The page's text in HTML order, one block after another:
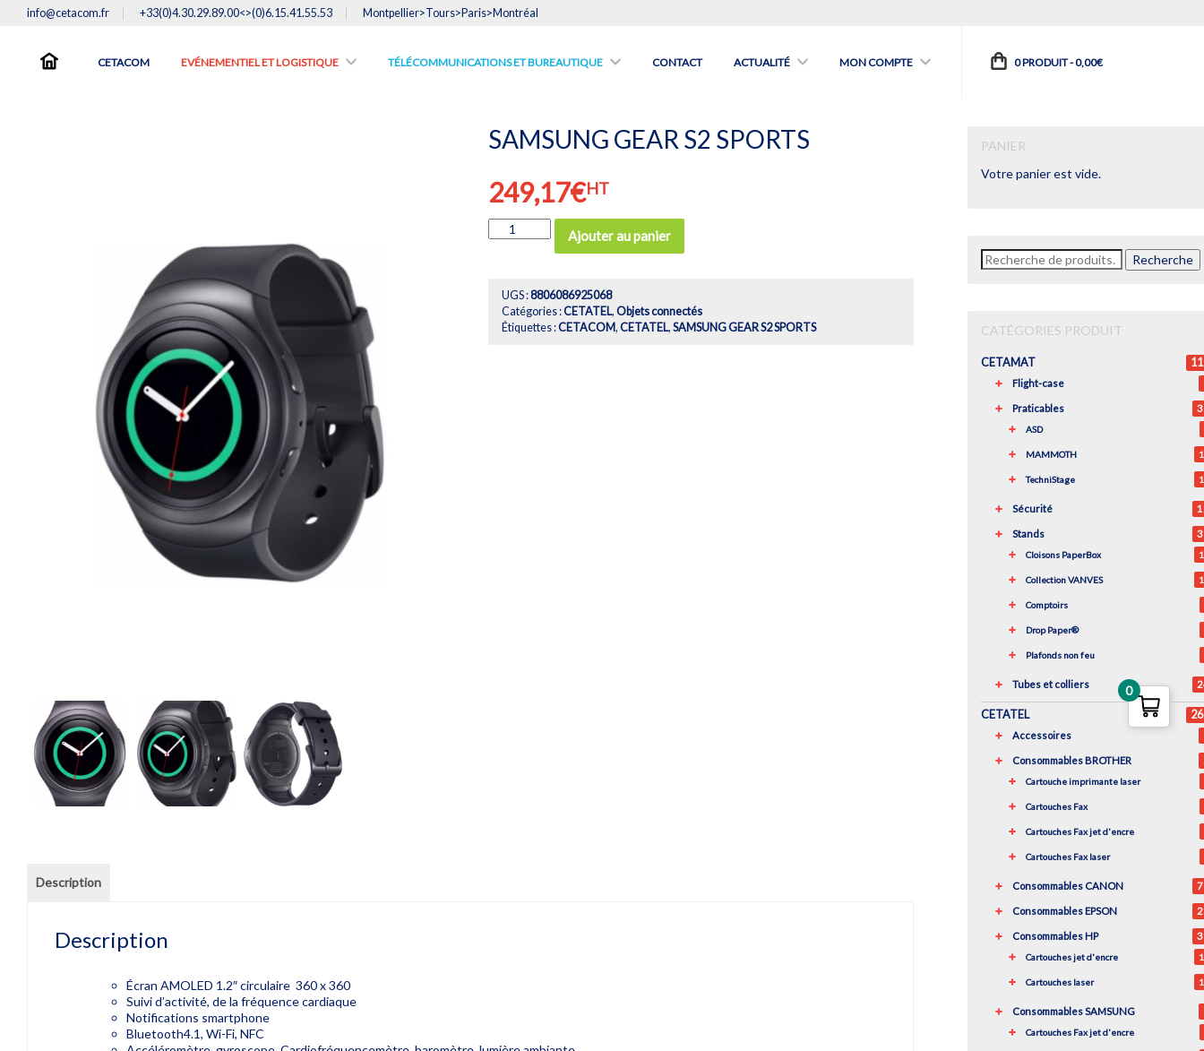
info@cetacom.fr +33(0)4.30.29.89.00<>(0)6.15.41.55.53 Montpellier>Tours>Paris>Montréal
CETACOM EVÉNEMENTIEL ET LOGISTIQUE TÉLÉCOMMUNICATIONS ET BUREAUTIQUE CONTACT ACTUALITÉ MON COMPTE 0 PRODUIT -0,00€
SAMSUNG GEAR S2 SPORTS
249,17€HT
quantité
de
SPORTS
Ajouter au panier
UGS :8806086925068
Catégories :CETATEL, Objets connectés
Étiquettes :CETACOM, CETATEL, SAMSUNG GEAR S2 SPORTS
Description
Description
Écran AMOLED 1.2″ circulaire 360 x 360
Suivi d’activité, de la fréquence cardiaque
Notifications smartphone
Bluetooth4.1, Wi-Fi, NFC
PANIER
Votre panier est vide.
Recherche
pour :
Recherche
CATÉGORIES PRODUIT
CETAMAT
Flight-case
Praticables
ASD
MAMMOTH
TechniStage
Sécurité
Stands
Cloisons PaperBox
Collection VANVES
Comptoirs
Drop Paper®
Plafonds non feu
Tubes et colliers
CETATEL
Accessoires
Consommables BROTHER
Cartouche imprimante laser
Cartouches Fax
Cartouches Fax jet d'encre
Cartouches Fax laser
Consommables CANON
Consommables EPSON
Consommables HP
Cartouches jet d'encre
Cartouches laser
Consommables SAMSUNG
Cartouches Fax jet d'encre
0